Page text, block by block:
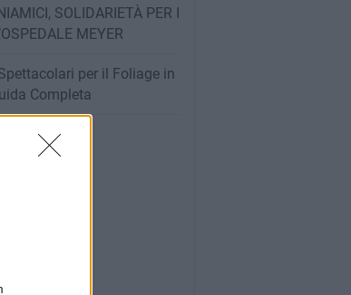
SOLIDARIETÀ PER I
MEYER
per il Foliage in
Completa